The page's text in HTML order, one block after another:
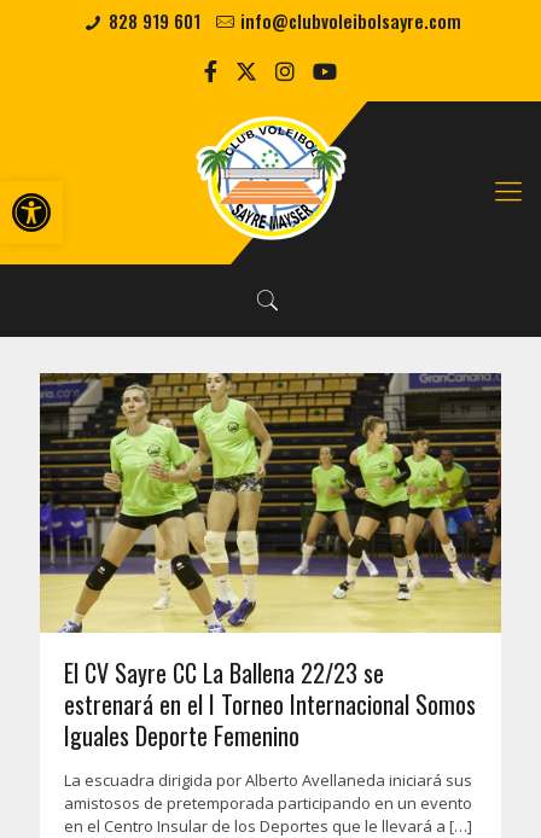
Abrir barra de herramientas
828 919 601 info@clubvoleibolsayre.com
El CV Sayre CC La Ballena 22/23 se
estrenará en el I Torneo Internacional Somos
Iguales Deporte Femenino
La escuadra dirigida por Alberto Avellaneda iniciará sus
amistosos de pretemporada participando en un evento
en el Centro Insular de los Deportes que le llevará a […]